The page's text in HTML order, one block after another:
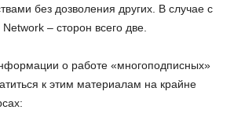
без дозволения других. В случае с
– сторон всего две.
о работе «многоподписных»
к этим материалам на крайне